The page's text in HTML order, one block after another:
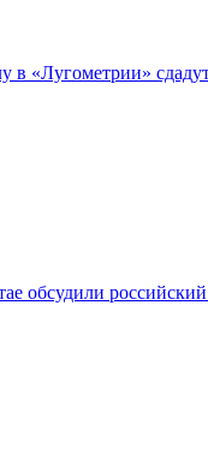
в «Лугометрии»
обсудили